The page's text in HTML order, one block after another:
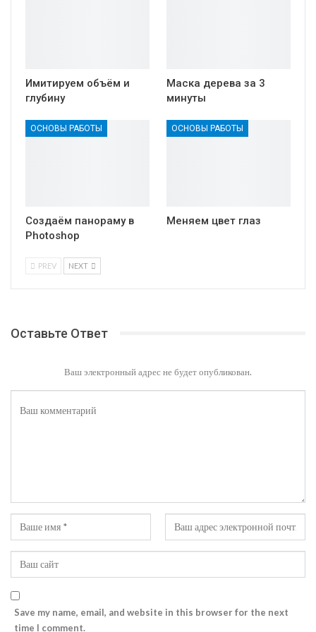
Имитируем объём и
глубину
Маска дерева за 3
минуты
ОСНОВЫ РАБОТЫ
Создаём панораму в
Photoshop
ОСНОВЫ РАБОТЫ
Меняем цвет глаз
PREV NEXT
Оставьте Ответ
Ваш электронный адрес не будет опубликован.
Save my name, email, and website in this browser for the next
time I comment.